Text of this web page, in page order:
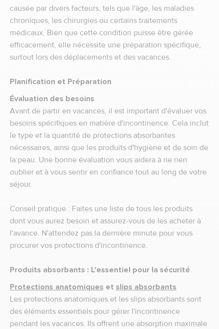
causée par divers facteurs, tels que l'âge, les maladies
chroniques, les chirurgies ou certains traitements
médicaux. Bien que cette condition puisse être gérée
efficacement, elle nécessite une préparation spécifique,
surtout lors des déplacements et des vacances.
Planification et Préparation
Évaluation des besoins
Avant de partir en vacances, il est important d'évaluer vos
besoins spécifiques en matière d'incontinence. Cela inclut
le type et la quantité de protections absorbantes
nécessaires, ainsi que les produits d'hygiène et de soin de
la peau. Une bonne évaluation vous aidera à ne rien
oublier et à vous sentir en confiance tout au long de votre
séjour.
Conseil pratique : Faites une liste de tous les produits
dont vous aurez besoin et assurez-vous de les acheter à
l'avance. N'attendez pas la dernière minute pour vous
procurer vos protections d'incontinence.
Produits absorbants : L'essentiel pour la sécurité
Protections anatomiques et slips absorbants
Les protections anatomiques et les slips absorbants sont
des éléments essentiels pour gérer l'incontinence
pendant les vacances. Ils offrent une absorption maximale